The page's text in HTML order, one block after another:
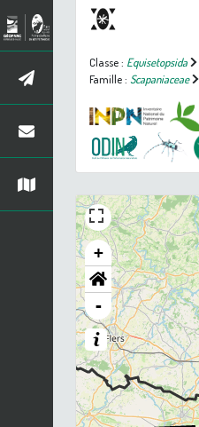
Classe : Equisetopsida
Famille : Scapaniaceae
+
-